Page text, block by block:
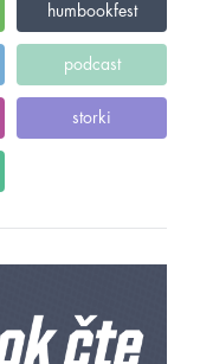
humbookfest
podcast
storki